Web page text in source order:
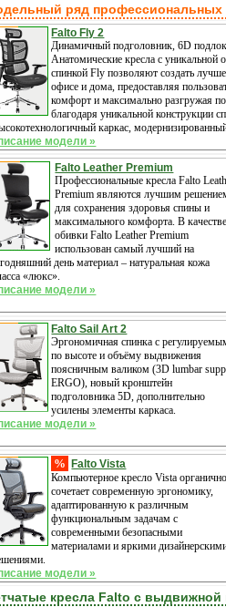
ряд
Falto Fly 2
Динамичный подголовник, 6D
Анатомические кресла с уникальной
спинкой Fly позволяют создать
офисе и дома, предоставляя
комфорт и максимально разгружая
благодаря уникальной конструкции
каркас,
модели »
Falto Leather Premium
Профессиональные кресла Falto
Premium являются лучшим
для сохранения здоровья спины и
максимального комфорта. В качестве
обивки Falto Leather Premium
использован самый лучший на
день материал – натуральная кожа
«люкс».
модели »
Falto Sail Art 2
Эргономичная спинка с
по высоте и объёму выдвижения
поясничным валиком (3D lumbar
ERGO), новый кронштейн
подголовника 5D, дополнительно
усилены элементы каркаса.
модели »
% Falto Vista
Компьютерное кресло Vista органично
сочетает современную эргономику,
адаптированную к различным
функциональным задачам с
современными безопасными
материалами и яркими
модели »
кресла Falto с выдвижной